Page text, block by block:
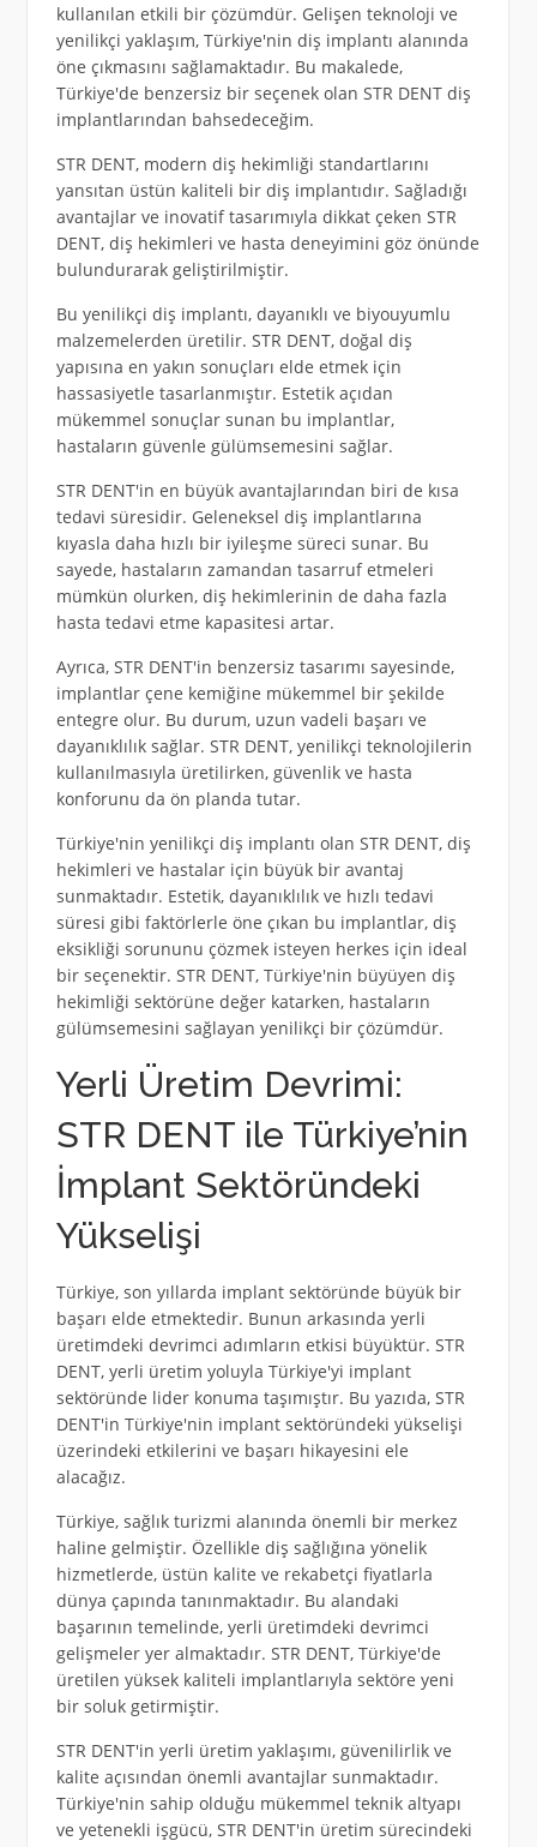
kullanılan etkili bir çözümdür. Gelişen teknoloji ve
yenilikçi yaklaşım, Türkiye'nin diş implantı alanında
öne çıkmasını sağlamaktadır. Bu makalede,
Türkiye'de benzersiz bir seçenek olan STR DENT diş
implantlarından bahsedeceğim.
STR DENT, modern diş hekimliği standartlarını
yansıtan üstün kaliteli bir diş implantıdır. Sağladığı
avantajlar ve inovatif tasarımıyla dikkat çeken STR
DENT, diş hekimleri ve hasta deneyimini göz önünde
bulundurarak geliştirilmiştir.
Bu yenilikçi diş implantı, dayanıklı ve biyouyumlu
malzemelerden üretilir. STR DENT, doğal diş
yapısına en yakın sonuçları elde etmek için
hassasiyetle tasarlanmıştır. Estetik açıdan
mükemmel sonuçlar sunan bu implantlar,
hastaların güvenle gülümsemesini sağlar.
STR DENT'in en büyük avantajlarından biri de kısa
tedavi süresidir. Geleneksel diş implantlarına
kıyasla daha hızlı bir iyileşme süreci sunar. Bu
sayede, hastaların zamandan tasarruf etmeleri
mümkün olurken, diş hekimlerinin de daha fazla
hasta tedavi etme kapasitesi artar.
Ayrıca, STR DENT'in benzersiz tasarımı sayesinde,
implantlar çene kemiğine mükemmel bir şekilde
entegre olur. Bu durum, uzun vadeli başarı ve
dayanıklılık sağlar. STR DENT, yenilikçi teknolojilerin
kullanılmasıyla üretilirken, güvenlik ve hasta
konforunu da ön planda tutar.
Türkiye'nin yenilikçi diş implantı olan STR DENT, diş
hekimleri ve hastalar için büyük bir avantaj
sunmaktadır. Estetik, dayanıklılık ve hızlı tedavi
süresi gibi faktörlerle öne çıkan bu implantlar, diş
eksikliği sorununu çözmek isteyen herkes için ideal
bir seçenektir. STR DENT, Türkiye'nin büyüyen diş
hekimliği sektörüne değer katarken, hastaların
gülümsemesini sağlayan yenilikçi bir çözümdür.
Yerli Üretim Devrimi:
STR DENT ile Türkiye’nin
İmplant Sektöründeki
Yükselişi
Türkiye, son yıllarda implant sektöründe büyük bir
başarı elde etmektedir. Bunun arkasında yerli
üretimdeki devrimci adımların etkisi büyüktür. STR
DENT, yerli üretim yoluyla Türkiye'yi implant
sektöründe lider konuma taşımıştır. Bu yazıda, STR
DENT'in Türkiye'nin implant sektöründeki yükselişi
üzerindeki etkilerini ve başarı hikayesini ele
alacağız.
Türkiye, sağlık turizmi alanında önemli bir merkez
haline gelmiştir. Özellikle diş sağlığına yönelik
hizmetlerde, üstün kalite ve rekabetçi fiyatlarla
dünya çapında tanınmaktadır. Bu alandaki
başarının temelinde, yerli üretimdeki devrimci
gelişmeler yer almaktadır. STR DENT, Türkiye'de
üretilen yüksek kaliteli implantlarıyla sektöre yeni
bir soluk getirmiştir.
STR DENT'in yerli üretim yaklaşımı, güvenilirlik ve
kalite açısından önemli avantajlar sunmaktadır.
Türkiye'nin sahip olduğu mükemmel teknik altyapı
ve yetenekli işgücü, STR DENT'in üretim sürecindeki